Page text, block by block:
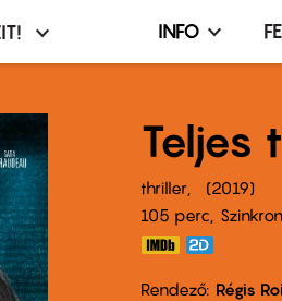
Infó,
menü
INFO
Teljes
thriller
2019
105 perc,
Rendező Régis